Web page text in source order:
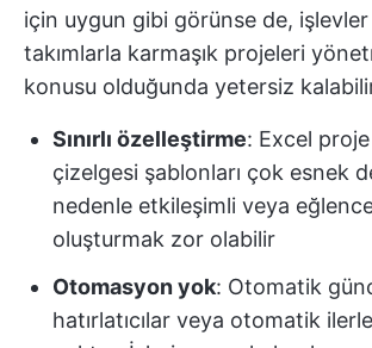
için uygun gibi görünse de, işlevler
takımlarla karmaşık projeleri
konusu olduğunda yetersiz
Sınırlı özelleştirme: Excel
çizelgesi şablonları çok esnek
nedenle etkileşimli veya
oluşturmak zor olabilir
Otomasyon yok: Otomatik
hatırlatıcılar veya otomatik